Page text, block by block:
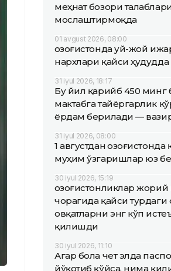
меҳнат бозори
мослаштирмоқда
01 avgust 2026, 08:00
Қозоғистонда уй-жой
нархлари қайси
31 iyul 2026, 18:17
Бу йил қарийб 450 минг
мактабга тайёргарлик
ёрдам берилади —
31 iyul 2026, 08:00
1 августдан
муҳим ўзгаришлар юз
30 iyul 2026, 15:19
Қозоғистонликлар
чорагида қайси турдаги
овқатларни энг кўп
қилишди
30 iyul 2026, 11:10
Агар бола чет элда
йўқотиб қўйса, нима